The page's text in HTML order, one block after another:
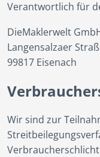
Verantwortlich für
DieMaklerwelt
Langensalzaer
99817 Eisenach
Wir sind zur